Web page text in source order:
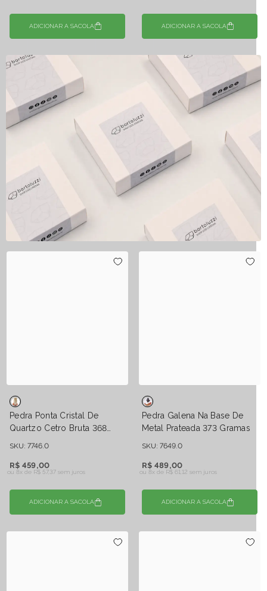
ADICIONAR A SACOLA ADICIONAR A SACOLA
Pedra Ponta Cristal De
Quartzo Cetro Bruta 368
SKU: 7746.0
R$ 459,00
ou 8x de R$ 57,37 sem juros
ADICIONAR A SACOLA
Pedra Galena Na Base De
Metal Prateada 373 Gramas
SKU: 7649.0
R$ 489,00
ou 8x de R$ 61,12 sem juros
ADICIONAR A SACOLA